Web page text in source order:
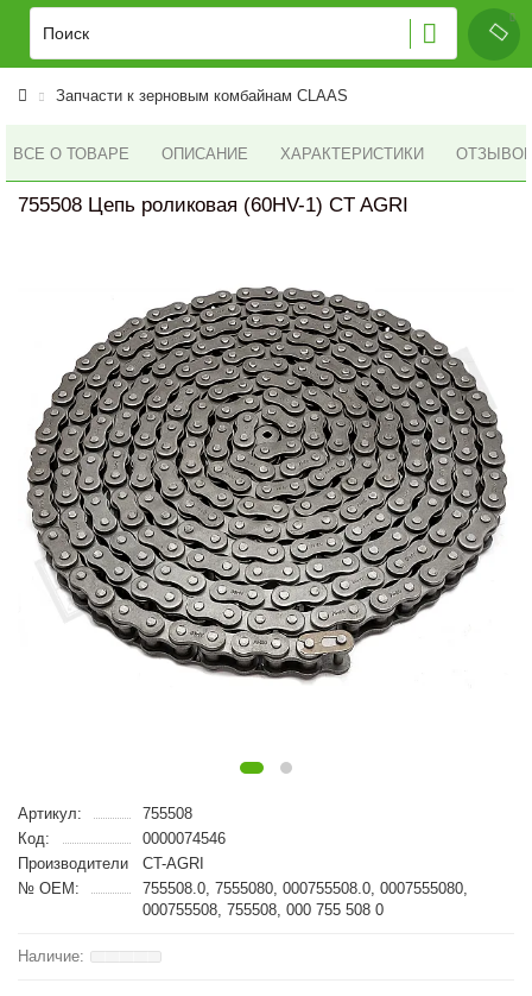
Запчасти к зерновым комбайнам CLAAS
ВСЕ О ТОВАРЕ ОПИСАНИЕ ХАРАКТЕРИСТИКИ ОТЗЫВОВ
755508 Цепь роликовая (60HV-1) CT AGRI
Артикул:
755508
Код:
0000074546
Производители
CT-AGRI
№ OEM:
755508.0, 7555080, 000755508.0, 0007555080,
000755508, 755508, 000 755 508 0